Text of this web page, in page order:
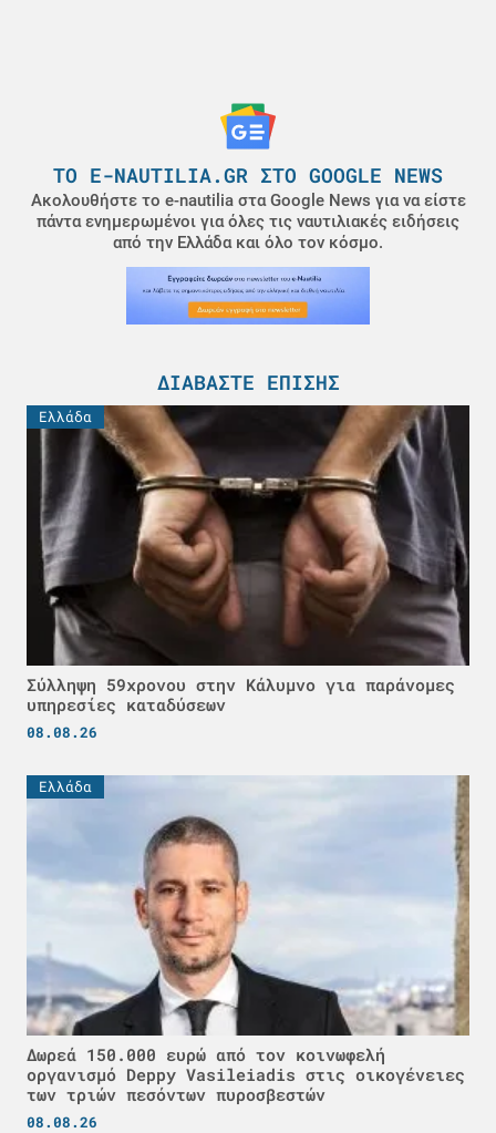
ΤΟ E-NAUTILIA.GR ΣΤΟ GOOGLE NEWS
Ακολουθήστε το e-nautilia στα Google News για να είστε
πάντα ενημερωμένοι για όλες τις ναυτιλιακές ειδήσεις
από την Ελλάδα και όλο τον κόσμο.
ΔΙΑΒΆΣΤΕ ΕΠΊΣΗΣ
Ελλάδα
Σύλληψη 59χρονου στην Κάλυμνο για παράνομες
υπηρεσίες καταδύσεων
08.08.26
Ελλάδα
Δωρεά 150.000 ευρώ από τον κοινωφελή
οργανισμό Deppy Vasileiadis στις οικογένειες
των τριών πεσόντων πυροσβεστών
08.08.26